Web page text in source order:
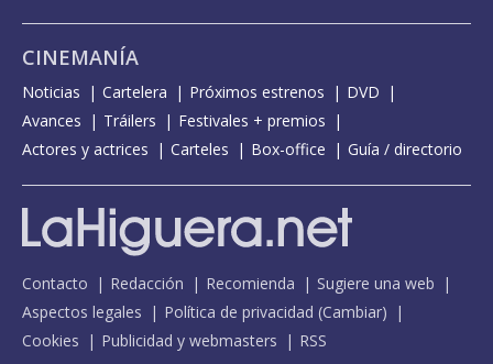
CINEMANÍA
Noticias Cartelera Próximos estrenos
DVD
Avances
Tráilers
Festivales + premios
Actores y actrices
Carteles Box-office Guía / directorio
Contacto Redacción Recomienda
Sugiere una web
Aspectos legales
Política de privacidad (Cambiar)
Cookies
Publicidad y webmasters RSS